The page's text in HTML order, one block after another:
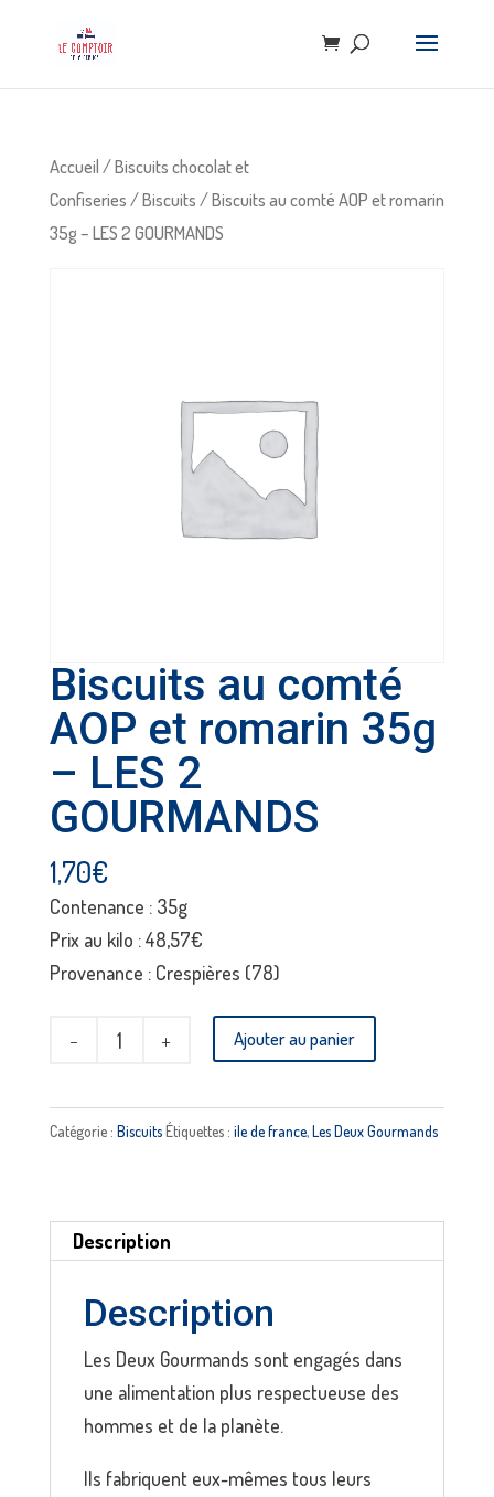
Accueil/Biscuits chocolat et
Confiseries/Biscuits/ Biscuits au comté AOP et romarin
35g – LES 2 GOURMANDS
Biscuits au comté
AOP et romarin 35g
– LES 2
GOURMANDS
1,70€
Contenance : 35g
Prix au kilo : 48,57€
Provenance : Crespières (78)
quantité
au
romarin
35g
-
LES
2
GOURMANDS
Ajouter au panier
Catégorie : BiscuitsÉtiquettes : ile de france,Les Deux Gourmands
Description
Description
Les Deux Gourmands sont engagés dans
une alimentation plus respectueuse des
hommes et de la planète.
Ils fabriquent eux-mêmes tous leurs